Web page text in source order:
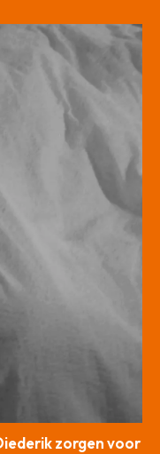
zorgen voor